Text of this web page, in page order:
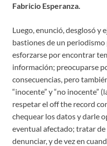
Fabricio Esperanza.
Luego, enunció, desglosó y
bastiones de un
esforzarse por encontrar
información; preocuparse
consecuencias, pero
“inocente” y “no inocente”
respetar el off the record
chequear los datos y darle
eventual afectado; tratar
denunciar, y de vez en